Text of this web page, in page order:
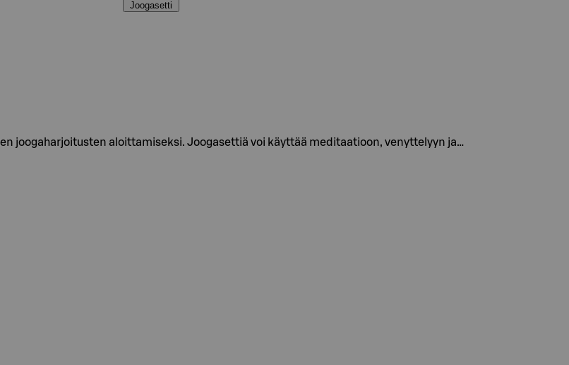
Joogasetti
joogaharjoitusten aloittamiseksi. Joogasettiä voi käyttää meditaatioon, venyttelyyn ja…